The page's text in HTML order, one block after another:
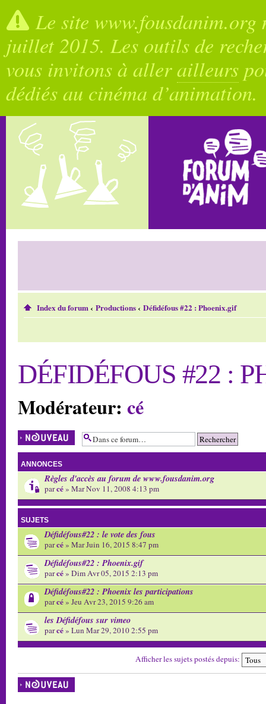
Le site
juillet 2015. Les outils de
vous invitons à allerailleurs
dédiés au cinéma d’animation.
Index du forum‹ Productions‹ Défidéfous #22 : Phoenix.gif
DÉFIDÉFOUS #22 :
Modérateur: cé
Écrire un nouveau
sujet
ANNONCES
Règles d'accès au forum de www.fousdanim.org
parcé» Mar Nov 11, 2008 4:13 pm
SUJETS
Défidéfous#22 : le vote des fous
parcé» Mar Juin 16, 2015 8:47 pm
Défidéfous#22 : Phoenix.gif
parcé» Dim Avr 05, 2015 2:13 pm
Défidéfous#22 : Phoenix les participations
parcé» Jeu Avr 23, 2015 9:26 am
les Défidéfous sur vimeo
parcé» Lun Mar 29, 2010 2:55 pm
Afficher les sujets postés depuis:
Écrire un nouveau
sujet